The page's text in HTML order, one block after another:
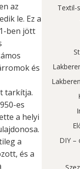
az
le. Ez a
ben jött
és
tarkítja.
es
a helyi
a
és a
Textil-
DIY –